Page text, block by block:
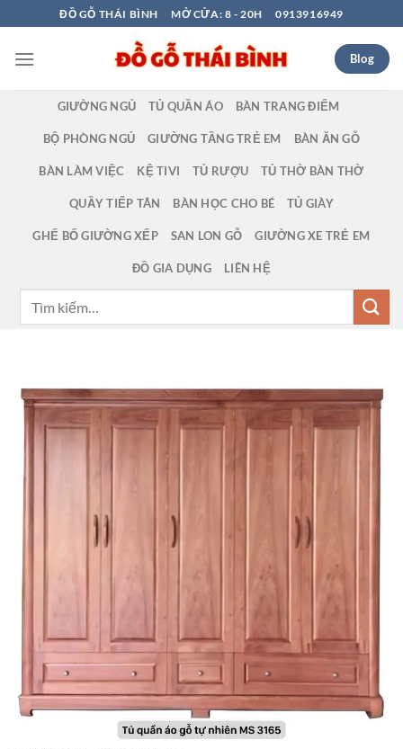
qua
nội
ĐỒ GỖ THÁI BÌNH MỞ CỬA: 8 - 20H 0913916949
Blog
GIƯỜNG NGỦ TỦ QUẦN ÁO BÀN TRANG ĐIỂM
BỘ PHÒNG NGỦ GIƯỜNG TẦNG TRẺ EM BÀN ĂN GỖ
BÀN LÀM VIỆC KỆ TIVI TỦ RƯỢU TỦ THỜ BÀN THỜ
QUẦY TIẾP TÂN BÀN HỌC CHO BÉ TỦ GIÀY
GHẾ BỐ GIƯỜNG XẾP SAN LON GỖ GIƯỜNG XE TRẺ EM
ĐỒ GIA DỤNG LIÊN HỆ